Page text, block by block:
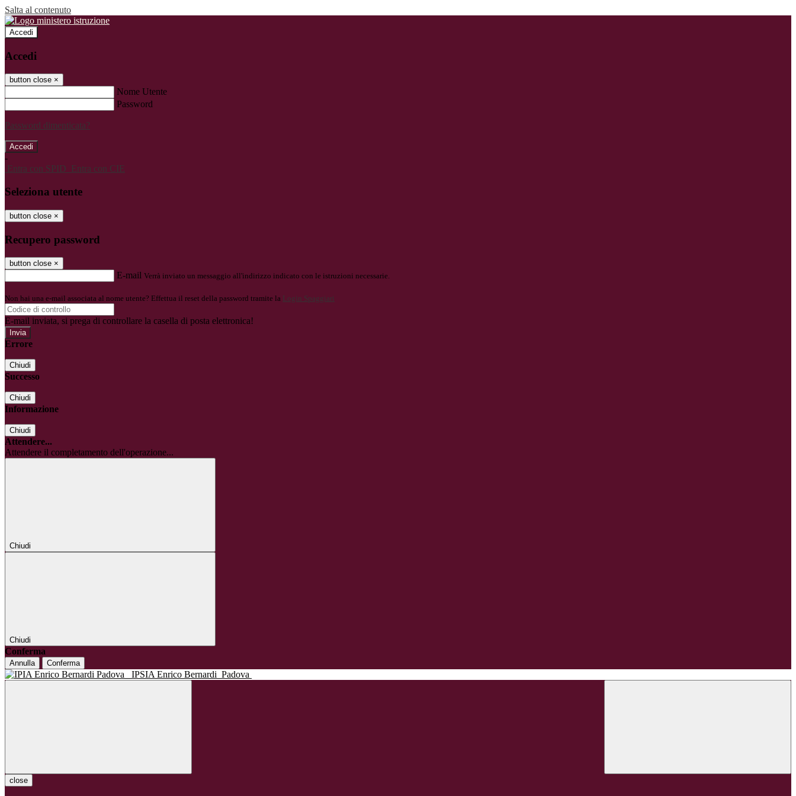
Salta al contenuto
Accedi
Accedi
button close ×
Nome Utente
Password
Password dimenticata?
-
Entra con SPID Entra con CIE
Seleziona utente
button close ×
Recupero password
button close ×
E-mail Verrà inviato un messaggio all'indirizzo indicato con le istruzioni necessarie.
Non hai una e-mail associata al nome utente? Effettua il reset della password tramite la Login Spaggiari
E-mail inviata, si prega di controllare la casella di posta elettronica!
Errore
Chiudi
Successo
Chiudi
Informazione
Chiudi
Attendere...
Attendere il completamento dell'operazione...
Chiudi
Chiudi
Conferma
Annulla Conferma
IPSIA Enrico Bernardi Padova
close